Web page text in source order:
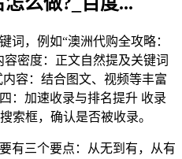
词，例如“澳洲代购全攻略：
密度：正文自然提及关键词
容：结合图文、视频等丰富
：加速收录与排名提升 收录
索框，确认是否被收录。
有三个要点：从无到有，从有